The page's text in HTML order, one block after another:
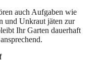
auch Aufgaben wie
und Unkraut jäten zur
Ihr Garten dauerhaft